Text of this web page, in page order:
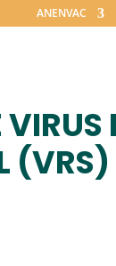
ANENVAC
(VRS)